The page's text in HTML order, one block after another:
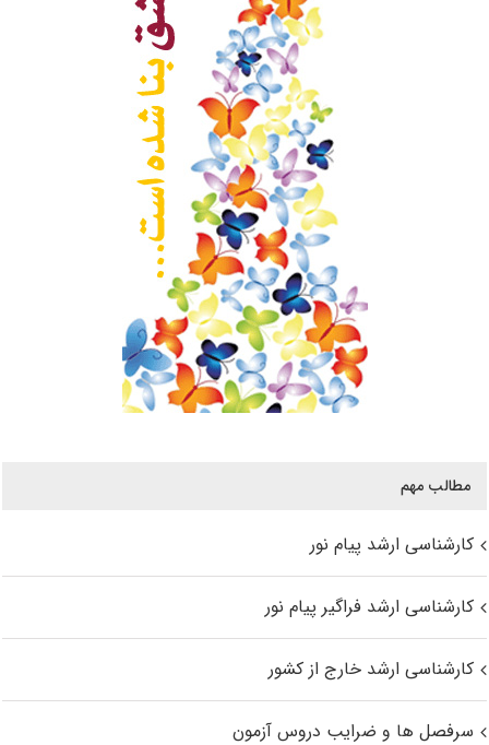
مطالب مهم
کارشناسی ارشد پیام نور
کارشناسی ارشد فراگیر پیام نور
کارشناسی ارشد خارج از کشور
سرفصل ها و ضرایب دروس آزمون